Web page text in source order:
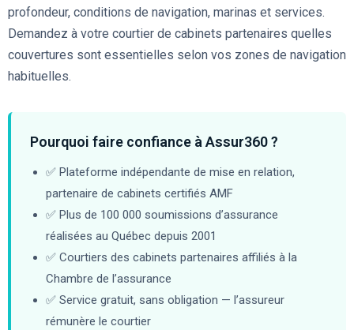
profondeur, conditions de navigation, marinas et services.
Demandez à votre courtier de cabinets partenaires quelles
couvertures sont essentielles selon vos zones de navigation
habituelles.
Pourquoi faire confiance à Assur360 ?
✅ Plateforme indépendante de mise en relation,
partenaire de cabinets certifiés AMF
✅ Plus de 100 000 soumissions d’assurance
réalisées au Québec depuis 2001
✅ Courtiers des cabinets partenaires affiliés à la
Chambre de l’assurance
✅ Service gratuit, sans obligation — l’assureur
rémunère le courtier